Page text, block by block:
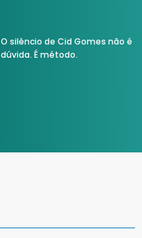
O silêncio de Cid Gomes não é
dúvida. É método.